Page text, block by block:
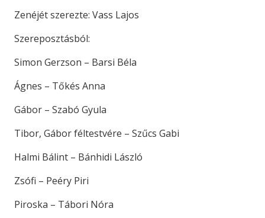
Zenéjét szerezte: Vass Lajos
Szereposztásból:
Simon Gerzson – Barsi Béla
Ágnes – Tőkés Anna
Gábor – Szabó Gyula
Tibor, Gábor féltestvére – Szűcs Gabi
Halmi Bálint – Bánhidi László
Zsófi – Peéry Piri
Piroska – Tábori Nóra